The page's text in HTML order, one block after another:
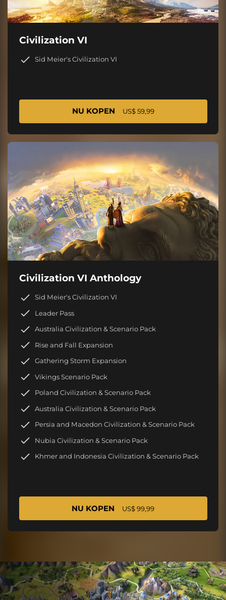
Civilization VI
Sid Meier's Civilization VI
NU KOPEN US$ 59,99
Civilization VI Anthology
Sid Meier's Civilization VI
Leader Pass
Australia Civilization & Scenario Pack
Rise and Fall Expansion
Gathering Storm Expansion
Vikings Scenario Pack
Poland Civilization & Scenario Pack
Australia Civilization & Scenario Pack
Persia and Macedon Civilization & Scenario Pack
Nubia Civilization & Scenario Pack
Khmer and Indonesia Civilization & Scenario Pack
NU KOPEN US$ 99,99